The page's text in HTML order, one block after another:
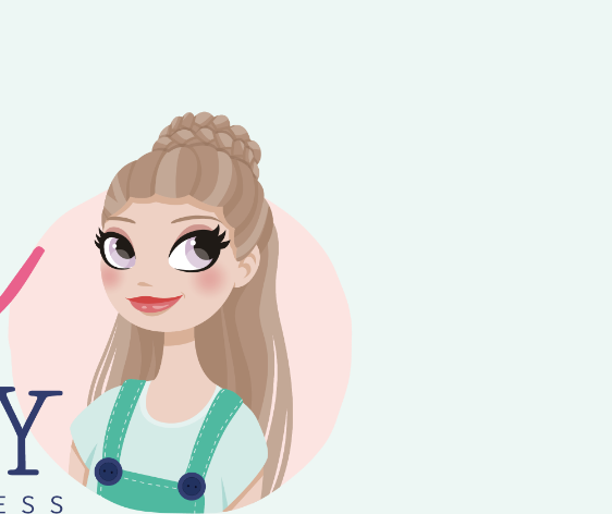
bij een minimale besteding van €10,-. Geldig tot en met